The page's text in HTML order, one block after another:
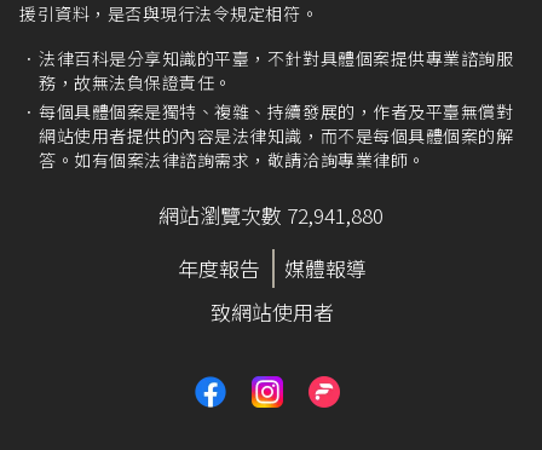
援引資料，是否與現行法令規定相符。
法律百科是分享知識的平臺，不針對具體個案提供專業諮詢服
務，故無法負保證責任。
每個具體個案是獨特、複雜、持續發展的，作者及平臺無償對
網站使用者提供的內容是法律知識，而不是每個具體個案的解
答。如有個案法律諮詢需求，敬請洽詢專業律師。
網站瀏覽次數 72,941,880
年度報告
媒體報導
致網站使用者